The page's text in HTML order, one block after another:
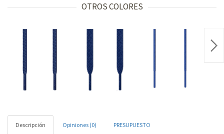
OTROS COLORES
Descripción Opiniones (0) PRESUPUESTO